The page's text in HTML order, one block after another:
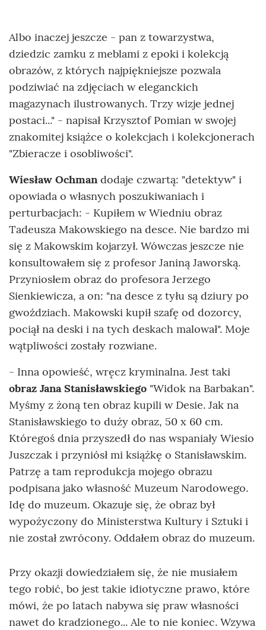
Albo inaczej jeszcze - pan z towarzystwa,
dziedzic zamku z meblami z epoki i kolekcją
obrazów, z których najpiękniejsze pozwala
podziwiać na zdjęciach w eleganckich
magazynach ilustrowanych. Trzy wizje jednej
postaci..." - napisał Krzysztof Pomian w swojej
znakomitej książce o kolekcjach i kolekcjonerach
"Zbieracze i osobliwości".
Wiesław Ochmandodaje czwartą: "detektyw" i
opowiada o własnych poszukiwaniach i
perturbacjach: - Kupiłem w Wiedniu obraz
Tadeusza Makowskiego na desce. Nie bardzo mi
się z Makowskim kojarzył. Wówczas jeszcze nie
konsultowałem się z profesor Janiną Jaworską.
Przyniosłem obraz do profesora Jerzego
Sienkiewicza, a on: "na desce z tyłu są dziury po
gwoździach. Makowski kupił szafę od dozorcy,
pociął na deski i na tych deskach malował". Moje
wątpliwości zostały rozwiane.
- Inna opowieść, wręcz kryminalna. Jest taki
obraz Jana Stanisławskiego "Widok na Barbakan".
Myśmy z żoną ten obraz kupili w Desie. Jak na
Stanisławskiego to duży obraz, 50 x 60 cm.
Któregoś dnia przyszedł do nas wspaniały Wiesio
Juszczak i przyniósł mi książkę o Stanisławskim.
Patrzę a tam reprodukcja mojego obrazu
podpisana jako własność Muzeum Narodowego.
Idę do muzeum. Okazuje się, że obraz był
wypożyczony do Ministerstwa Kultury i Sztuki i
nie został zwrócony. Oddałem obraz do muzeum.
Przy okazji dowiedziałem się, że nie musiałem
tego robić, bo jest takie idiotyczne prawo, które
mówi, że po latach nabywa się praw własności
nawet do kradzionego... Ale to nie koniec. Wzywa